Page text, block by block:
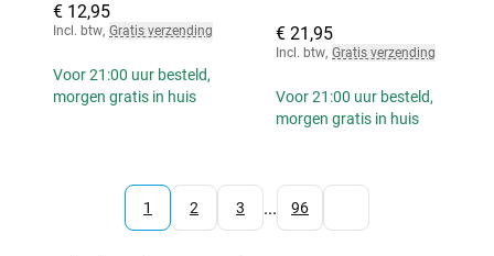
€ 12,95
Incl. btw, Gratis verzending
Voor 21:00 uur besteld,
morgen gratis in huis
€ 21,95
Incl. btw, Gratis verzending
Voor 21:00 uur besteld,
morgen gratis in huis
1 2 3 ... 96